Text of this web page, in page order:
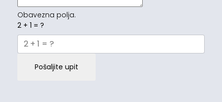
Obavezna polja.
2 + 1 = ?
Pošaljite upit